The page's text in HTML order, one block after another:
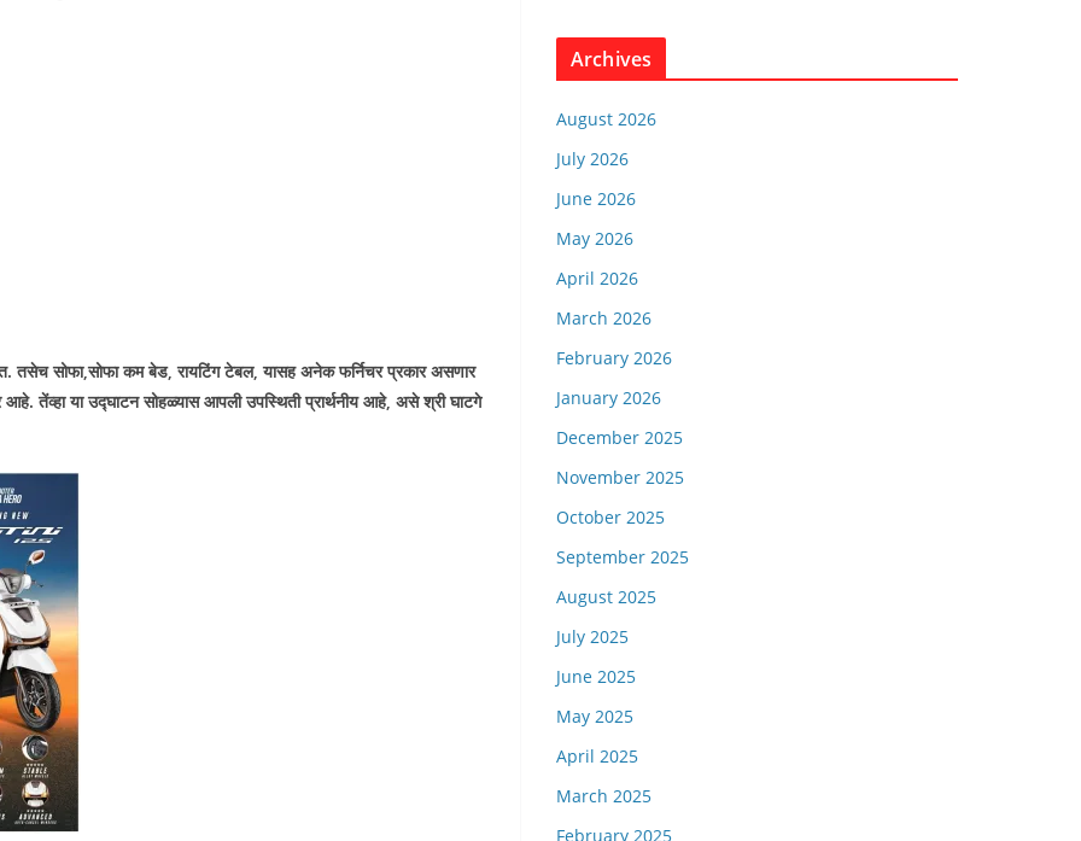
तसेच सोफा,सोफा कम बेड, रायटिंग टेबल, यासह अनेक फर्निचर प्रकार असणार
तेंव्हा या उद्घाटन सोहळ्यास आपली उपस्थिती प्रार्थनीय आहे, असे श्री घाटगे
Archives
August 2026
July 2026
June 2026
May 2026
April 2026
March 2026
February 2026
January 2026
December 2025
November 2025
October 2025
September 2025
August 2025
July 2025
June 2025
May 2025
April 2025
March 2025
February 2025